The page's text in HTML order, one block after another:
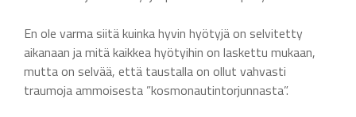
En ole varma siitä kuinka hyvin hyötyjä on selvitetty
aikanaan ja mitä kaikkea hyötyihin on laskettu mukaan,
mutta on selvää, että taustalla on ollut vahvasti
traumoja ammoisesta ”kosmonautintorjunnasta”.